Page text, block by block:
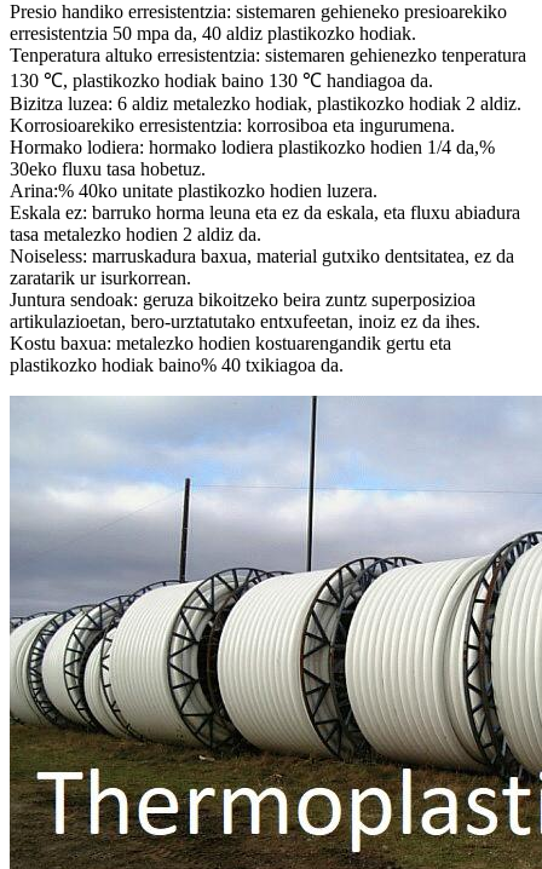
Presio handiko erresistentzia: sistemaren gehieneko presioarekiko
erresistentzia 50 mpa da, 40 aldiz plastikozko hodiak.
Tenperatura altuko erresistentzia: sistemaren gehienezko tenperatura
130 ℃, plastikozko hodiak baino 130 ℃ handiagoa da.
Bizitza luzea: 6 aldiz metalezko hodiak, plastikozko hodiak 2 aldiz.
Korrosioarekiko erresistentzia: korrosiboa eta ingurumena.
Hormako lodiera: hormako lodiera plastikozko hodien 1/4 da,%
30eko fluxu tasa hobetuz.
Arina:% 40ko unitate plastikozko hodien luzera.
Eskala ez: barruko horma leuna eta ez da eskala, eta fluxu abiadura
tasa metalezko hodien 2 aldiz da.
Noiseless: marruskadura baxua, material gutxiko dentsitatea, ez da
zaratarik ur isurkorrean.
Juntura sendoak: geruza bikoitzeko beira zuntz superposizioa
artikulazioetan, bero-urztatutako entxufeetan, inoiz ez da ihes.
Kostu baxua: metalezko hodien kostuarengandik gertu eta
plastikozko hodiak baino% 40 txikiagoa da.